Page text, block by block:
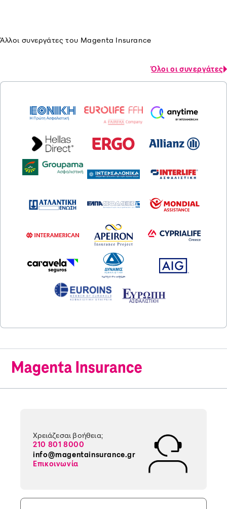
Άλλοι συνεργάτες του Magenta Insurance
Όλοι οι συνεργάτες
Χρειάζεσαι βοήθεια;
210 801 8000
info@magentainsurance.gr
Επικοινωνία